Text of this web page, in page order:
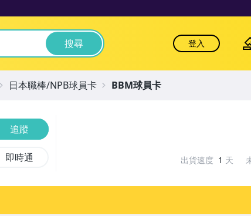
搜尋 登入
追蹤
即時通 出貨速度 1 天
日本職棒/NPB球員卡 BBM球員卡